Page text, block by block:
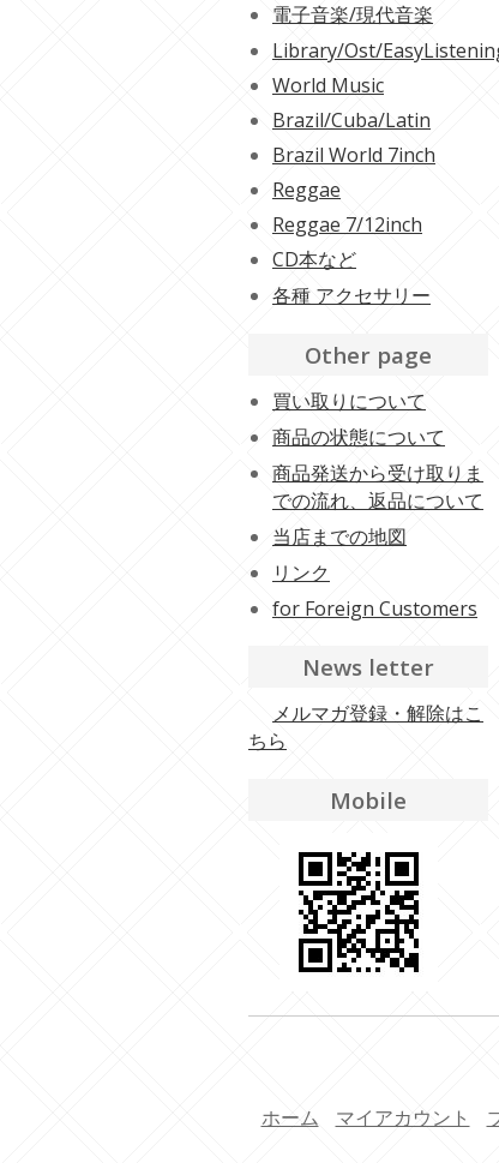
電子音楽/現代音楽
Library/Ost/
World Music
Brazil/Cuba/Latin
Brazil World 7inch
Reggae
Reggae 7/12inch
CD本など
各種 アクセサリー
Other page
買い取りについて
商品の状態について
商品発送から受け取りま
での流れ、返品について
当店までの地図
リンク
for Foreign Customers
News letter
メルマガ登録・解除はこ
ちら
Mobile
ホーム マイアカウント